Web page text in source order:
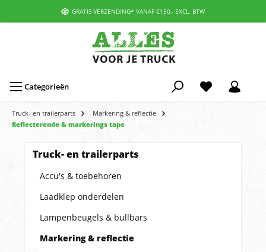
GRATIS VERZENDING* VANAF €150,- EXCL. BTW
Categorieën
Truck- en trailerparts
Markering & reflectie
Reflecterende & markerings tape
Truck- en trailerparts
Accu's & toebehoren
Laadklep onderdelen
Lampenbeugels & bullbars
Markering & reflectie